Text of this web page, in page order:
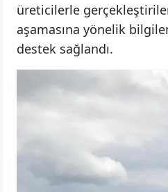
üreticilerle
aşamasına yönelik
destek sağlandı.